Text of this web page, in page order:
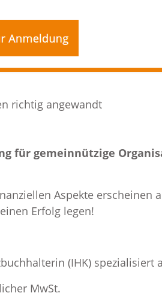
richtig angewandt
für gemeinnützige
Aspekte erscheinen
Erfolg legen!
(IHK) spezialisiert
MwSt.